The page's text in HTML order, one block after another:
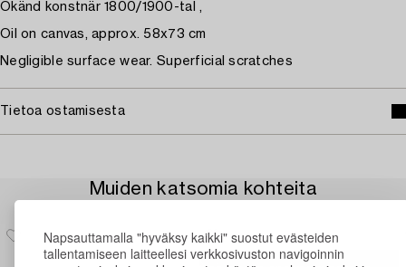
Napsauttamalla "hyväksy kaikki" suostut evästeiden
tallentamiseen laitteellesi verkkosivuston navigoinnin
Okänd konstnär 1800/1900-tal ,
Oil on canvas, approx. 58x73 cm
Negligible surface wear. Superficial scratches
Tietoa ostamisesta
Muiden katsomia kohteita